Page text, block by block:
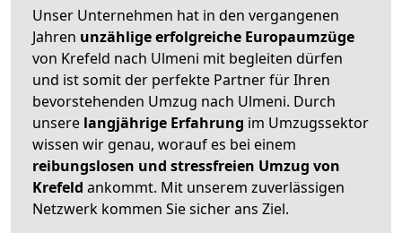
Unser Unternehmen hat in den vergangenen
Jahren unzählige erfolgreiche Europaumzüge
von Krefeld nach Ulmeni mit begleiten dürfen
und ist somit der perfekte Partner für Ihren
bevorstehenden Umzug nach Ulmeni. Durch
unsere langjährige Erfahrung im Umzugssektor
wissen wir genau, worauf es bei einem
reibungslosen und stressfreien Umzug von
Krefeld ankommt. Mit unserem zuverlässigen
Netzwerk kommen Sie sicher ans Ziel.